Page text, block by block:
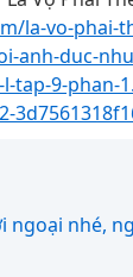
la-vo-phai-
anh-duc-
tap-9-phan-
ngoại nhé,